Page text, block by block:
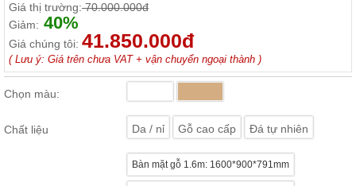
Nội
Phòng
Ăn
ăn,
kệ
Giá thị trường:70.000.000đ
Giảm: 40%
Giá chúng tôi: 41.850.000đ
( Lưu ý: Giá trên chưa VAT + vận chuyển ngoại thành )
Chọn màu:
Chất liệu Da / nỉ Gỗ cao cấp Đá tự nhiên
Bàn mặt gỗ 1.6m: 1600*900*791mm